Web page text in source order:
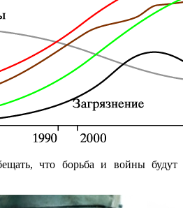
что борьба и войны будут